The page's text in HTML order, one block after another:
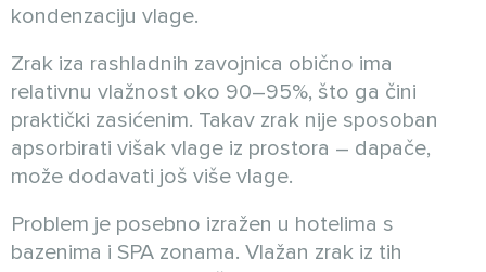
kondenzaciju vlage.
Zrak iza rashladnih zavojnica obično ima
relativnu vlažnost oko 90–95%, što ga čini
praktički zasićenim. Takav zrak nije sposoban
apsorbirati višak vlage iz prostora – dapače,
može dodavati još više vlage.
Problem je posebno izražen u hotelima s
bazenima i SPA zonama. Vlažan zrak iz tih